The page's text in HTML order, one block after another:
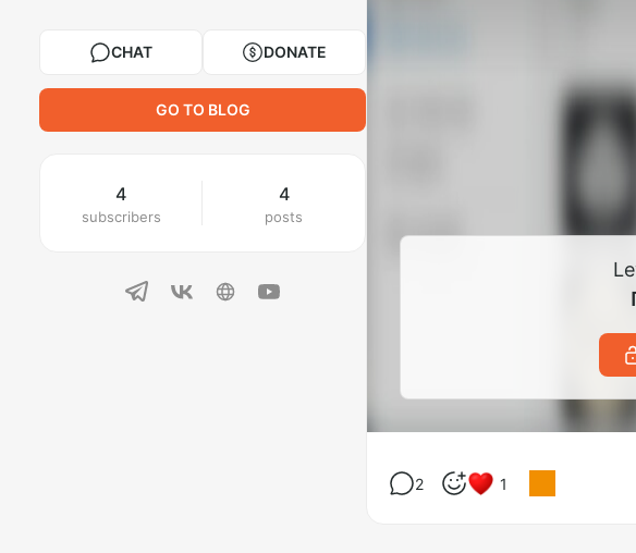
CHAT DONATE
GO TO BLOG
4
subscribers
4
posts
2 1